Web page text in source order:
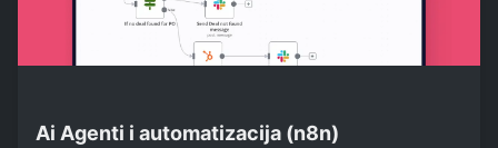
Ai Agenti i automatizacija (n8n)